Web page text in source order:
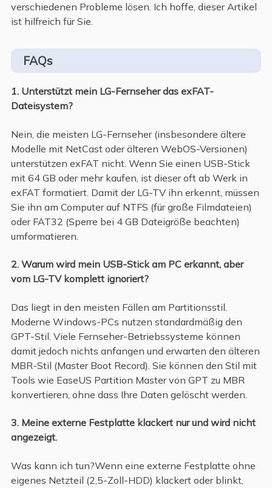
verschiedenen Probleme lösen. Ich hoffe, dieser Artikel
ist hilfreich für Sie.
FAQs
1. Unterstützt mein LG-Fernseher das exFAT-
Dateisystem?
Nein, die meisten LG-Fernseher (insbesondere ältere
Modelle mit NetCast oder älteren WebOS-Versionen)
unterstützen exFAT nicht. Wenn Sie einen USB-Stick
mit 64 GB oder mehr kaufen, ist dieser oft ab Werk in
exFAT formatiert. Damit der LG-TV ihn erkennt, müssen
Sie ihn am Computer auf NTFS (für große Filmdateien)
oder FAT32 (Sperre bei 4 GB Dateigröße beachten)
umformatieren.
2. Warum wird mein USB-Stick am PC erkannt, aber
vom LG-TV komplett ignoriert?
Das liegt in den meisten Fällen am Partitionsstil.
Moderne Windows-PCs nutzen standardmäßig den
GPT-Stil. Viele Fernseher-Betriebssysteme können
damit jedoch nichts anfangen und erwarten den älteren
MBR-Stil (Master Boot Record). Sie können den Stil mit
Tools wie EaseUS Partition Master von GPT zu MBR
konvertieren, ohne dass Ihre Daten gelöscht werden.
3. Meine externe Festplatte klackert nur und wird nicht
angezeigt.
Was kann ich tun?Wenn eine externe Festplatte ohne
eigenes Netzteil (2,5-Zoll-HDD) klackert oder blinkt,